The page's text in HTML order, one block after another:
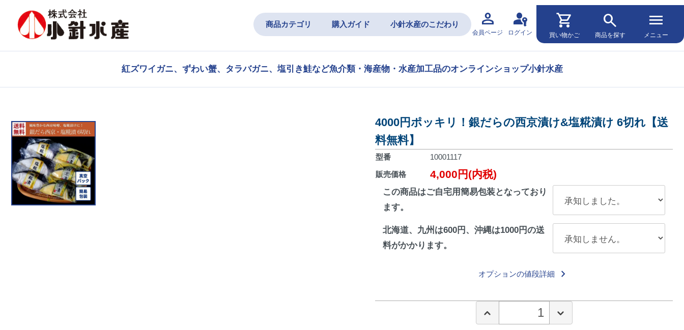
商品カテゴリ 購入ガイド 小針水産のこだわり person
会員ページ
passkey
ログイン
shopping_cart
買い物かご
search
商品を探す
menu
メニュー
紅ズワイガニ、ずわい蟹、タラバガニ、塩引き鮭など魚介類・海産物・水産加工品のオンラインショップ小針水産
4000円ポッキリ！銀だらの西京漬け&塩糀漬け 6切れ【送
料無料】
型番
10001117
販売価格
4,000円(内税)
この商品はご自宅用簡易包装となっており
ます。
北海道、九州は600円、沖縄は1000円の送
料がかかります。
オプションの値段詳細 keyboard_arrow_right